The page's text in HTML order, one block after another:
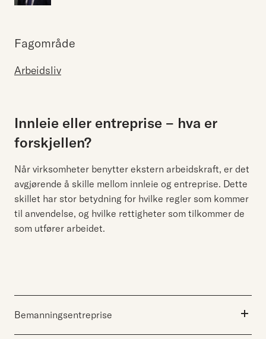
Fagområde
Arbeidsliv
Innleie eller entreprise – hva er
forskjellen?
Når virksomheter benytter ekstern arbeidskraft, er det
avgjørende å skille mellom innleie og entreprise. Dette
skillet har stor betydning for hvilke regler som kommer
til anvendelse, og hvilke rettigheter som tilkommer de
som utfører arbeidet.
Bemanningsentreprise